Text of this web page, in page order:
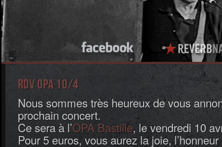
RDV OPA 10/4
Nous sommes très heureux de vous
prochain concert.
Ce sera à l’OPA Bastille, le vendredi 10
Pour 5 euros, vous aurez la joie, l’honneur